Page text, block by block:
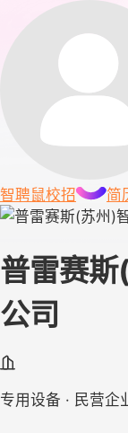
智聘鼠校招 简
普雷赛
公司
专用设备 · 民营企